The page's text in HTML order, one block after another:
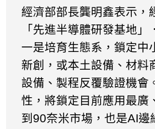
經濟部部長龔明鑫表示，
「先進半導體研發基地
一是培育生態系，鎖定中
新創，或本土設備、材料
設備、製程反覆驗證機會
性，將鎖定目前應用最廣
到 90奈米市場，也是AI邊